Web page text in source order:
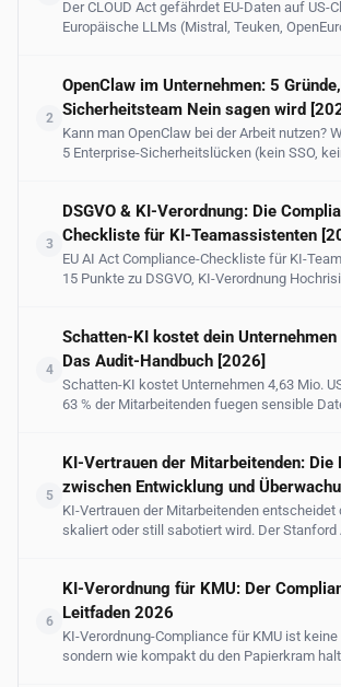
Der CLOUD Act gefährdet EU-Daten auf US-
Europäische LLMs (Mistral, Teuken,
2
OpenClaw im Unternehmen: 5
Sicherheitsteam Nein sagen wird
Kann man OpenClaw bei der Arbeit nutzen?
5 Enterprise-Sicherheitslücken (kein SSO,
echten Vorfällen. Plus: sichere Alternativen.
3
DSGVO & KI-Verordnung: Die
Checkliste für KI-Teamassistenten
EU AI Act Compliance-Checkliste für KI-
15 Punkte zu DSGVO, KI-Verordnung
4
Schatten-KI kostet dein
Das Audit-Handbuch [2026]
Schatten-KI kostet Unternehmen 4,63 Mio.
63 % der Mitarbeitenden fuegen sensible
5
KI-Vertrauen der Mitarbeitenden: Die
zwischen Entwicklung und
KI-Vertrauen der Mitarbeitenden entscheidet
skaliert oder still sabotiert wird. Der Stanford
dass 62% der Enterprise-Leaderschaft
und Vertrauensbedenken blockieren die
agentischer KI. Dieser Guide behandelt die
Überwachung und Entwicklung,
die funktioniert, Datenminimierung by Default,
6
KI-Verordnung für KMU: Der
Leitfaden 2026
KI-Verordnung-Compliance für KMU ist keine
sondern wie kompakt du den Papierkram